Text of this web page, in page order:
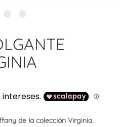
de la colección Virginia.